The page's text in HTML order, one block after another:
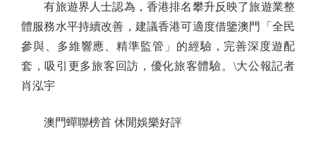
有旅遊界人士認為，香港排名攀升反映了旅遊業整
體服務水平持續改善，建議香港可適度借鑒澳門「全民
參與、多維響應、精準監管」的經驗，完善深度遊配
套，吸引更多旅客回訪，優化旅客體驗。\大公報記者
肖泓宇
澳門蟬聯榜首 休閒娛樂好評